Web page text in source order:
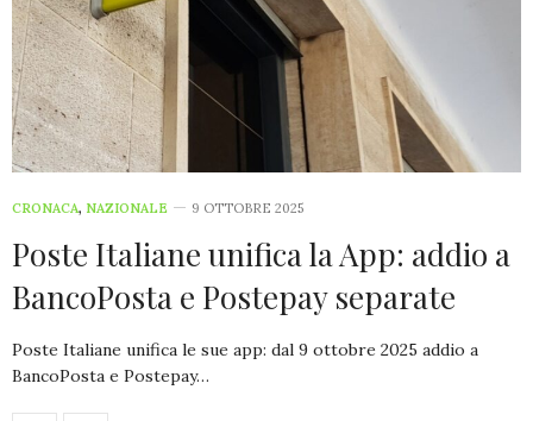
CRONACA, NAZIONALE 9 OTTOBRE 2025
Poste Italiane unifica la App: addio a
BancoPosta e Postepay separate
Poste Italiane unifica le sue app: dal 9 ottobre 2025 addio a
BancoPosta e Postepay…